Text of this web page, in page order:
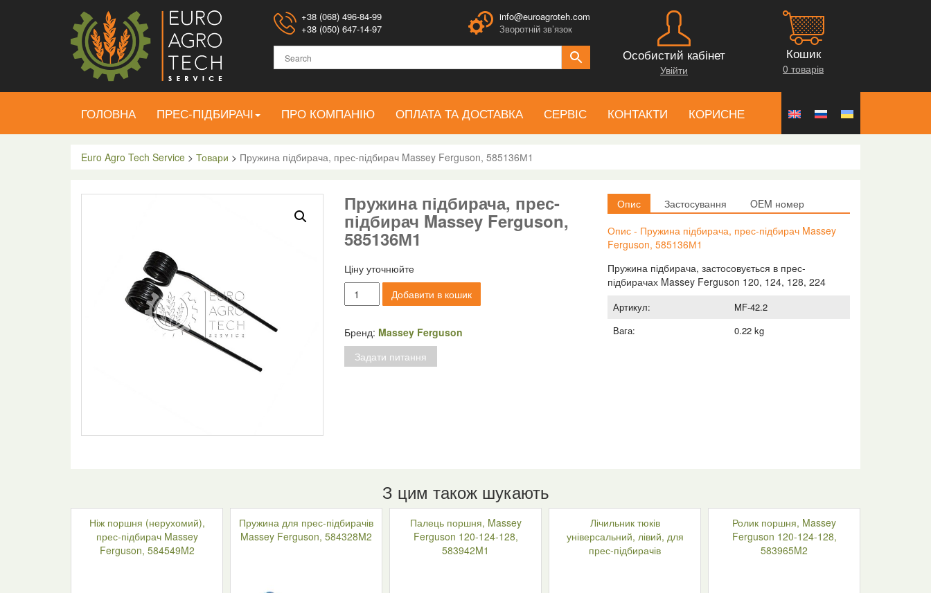
+38 (068) 496-84-99
+38 (050) 647-14-97
info@euroagroteh.com
Зворотній зв’язок
Особистий кабінет
Увійти
Кошик
0 товарів
ГОЛОВНА ПРЕС-ПІДБИРАЧІ ПРО КОМПАНІЮ ОПЛАТА ТА ДОСТАВКА СЕРВІС КОНТАКТИ КОРИСНЕ
Euro Agro Tech Service > Товари > Пружина підбирача, прес-підбирач Massey Ferguson, 585136М1
Пружина підбирача, прес-
підбирач Massey Ferguson,
585136М1
Ціну уточнюйте
Пружина
підбирача,
підбирач
Massey
Ferguson,
Добавити в кошик
Бренд: Massey Ferguson
Задати питання
Опис Застосування
OEM номер
Опис - Пружина підбирача, прес-підбирач Massey
Ferguson, 585136М1
Пружина підбирача, застосовується в прес-
підбирачах Massey Ferguson 120, 124, 128, 224
Артикул:
MF-42.2
Вага:
0.22 kg
З цим також шукають
Ніж поршня (нерухомий),
прес-підбирач Massey
Ferguson, 584549M2
Пружина для прес-підбирачів
Massey Ferguson, 584328M2
Палець поршня, Massey
Ferguson 120-124-128,
583942M1
Лічильник тюків
універсальний, лівий, для
прес-підбирачів
Ролик поршня, Massey
Ferguson 120-124-128,
583965M2